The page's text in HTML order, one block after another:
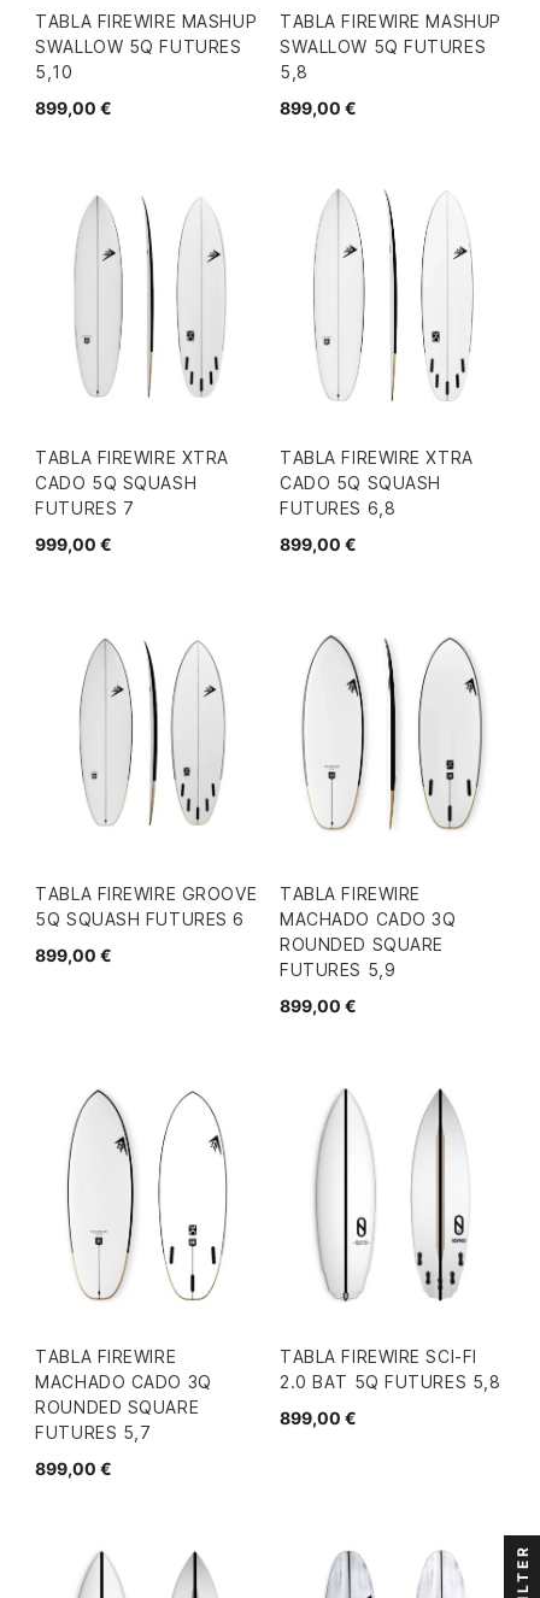
TABLA FIREWIRE MASHUP
SWALLOW 5Q FUTURES
5,10
899,00 €
TABLA FIREWIRE MASHUP
SWALLOW 5Q FUTURES
5,8
899,00 €
TABLA FIREWIRE XTRA
CADO 5Q SQUASH
FUTURES 7
999,00 €
TABLA FIREWIRE XTRA
CADO 5Q SQUASH
FUTURES 6,8
899,00 €
TABLA FIREWIRE GROOVE
5Q SQUASH FUTURES 6
899,00 €
TABLA FIREWIRE
MACHADO CADO 3Q
ROUNDED SQUARE
FUTURES 5,9
899,00 €
TABLA FIREWIRE
MACHADO CADO 3Q
ROUNDED SQUARE
FUTURES 5,7
899,00 €
TABLA FIREWIRE SCI-FI
2.0 BAT 5Q FUTURES 5,8
899,00 €
FILTER